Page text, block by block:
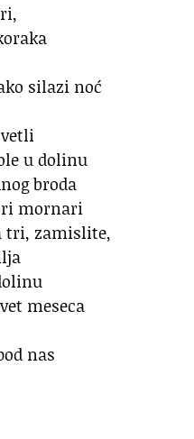
silazi noć
u dolinu
broda
mornari
tri, zamislite,
meseca
nas